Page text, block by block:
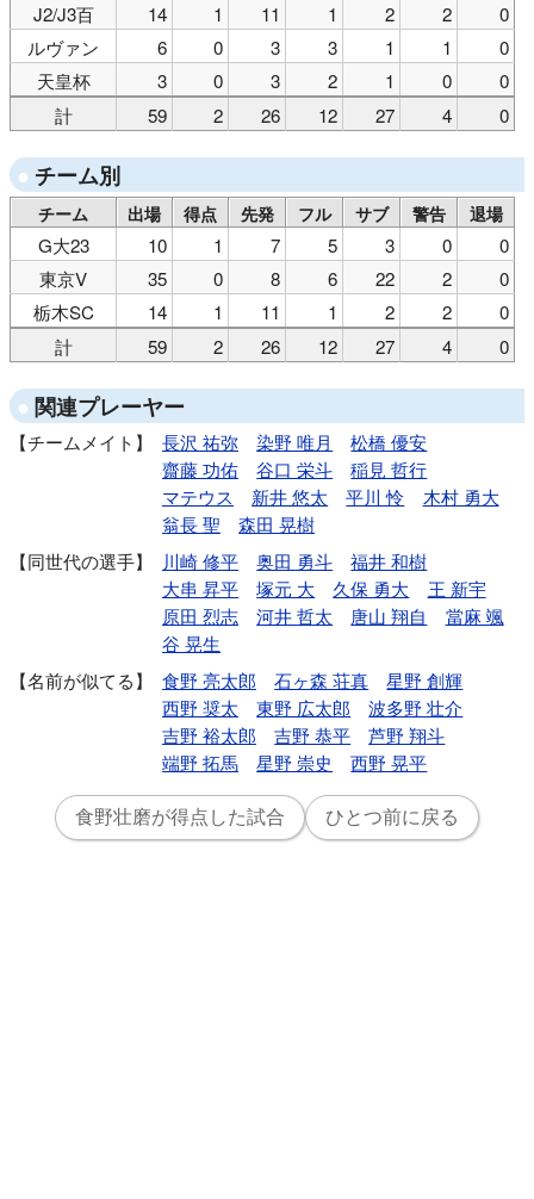
J2/J3百
14 1 11 1 2 2
0
ルヴァン
6 0 3 3 1 1
0
天皇杯
3 0 3 2 1 0
0
計
59 2 26 12 27 4 0
チーム別
チーム 出場 得点 先発 フル サブ 警告 退場
G大23 10 1 7 5 3 0
0
東京V
35 0 8 6 22 2
0
栃木SC
14 1 11 1 2 2
0
計
59 2 26 12 27 4 0
関連プレーヤー
チームメイト 長沢 祐弥 染野 唯月
松橋 優安
齋藤 功佑
谷口 栄斗
稲見 哲行
マテウス
新井 悠太 平川 怜
木村 勇大
翁長 聖
森田 晃樹
同世代の選手
川崎 修平 奥田 勇斗
福井 和樹
大串 昇平
塚元 大 久保 勇大
王 新宇
原田 烈志
河井 哲太 唐山 翔自
當麻 颯
谷 晃生
名前が似てる
食野 亮太郎 石ヶ森 荘真
星野 創輝
西野 奨太
東野 広太郎
波多野 壮介
吉野 裕太郎
吉野 恭平
芦野 翔斗
端野 拓馬
星野 崇史 西野 晃平
食野壮磨が得点した試合 ひとつ前に戻る